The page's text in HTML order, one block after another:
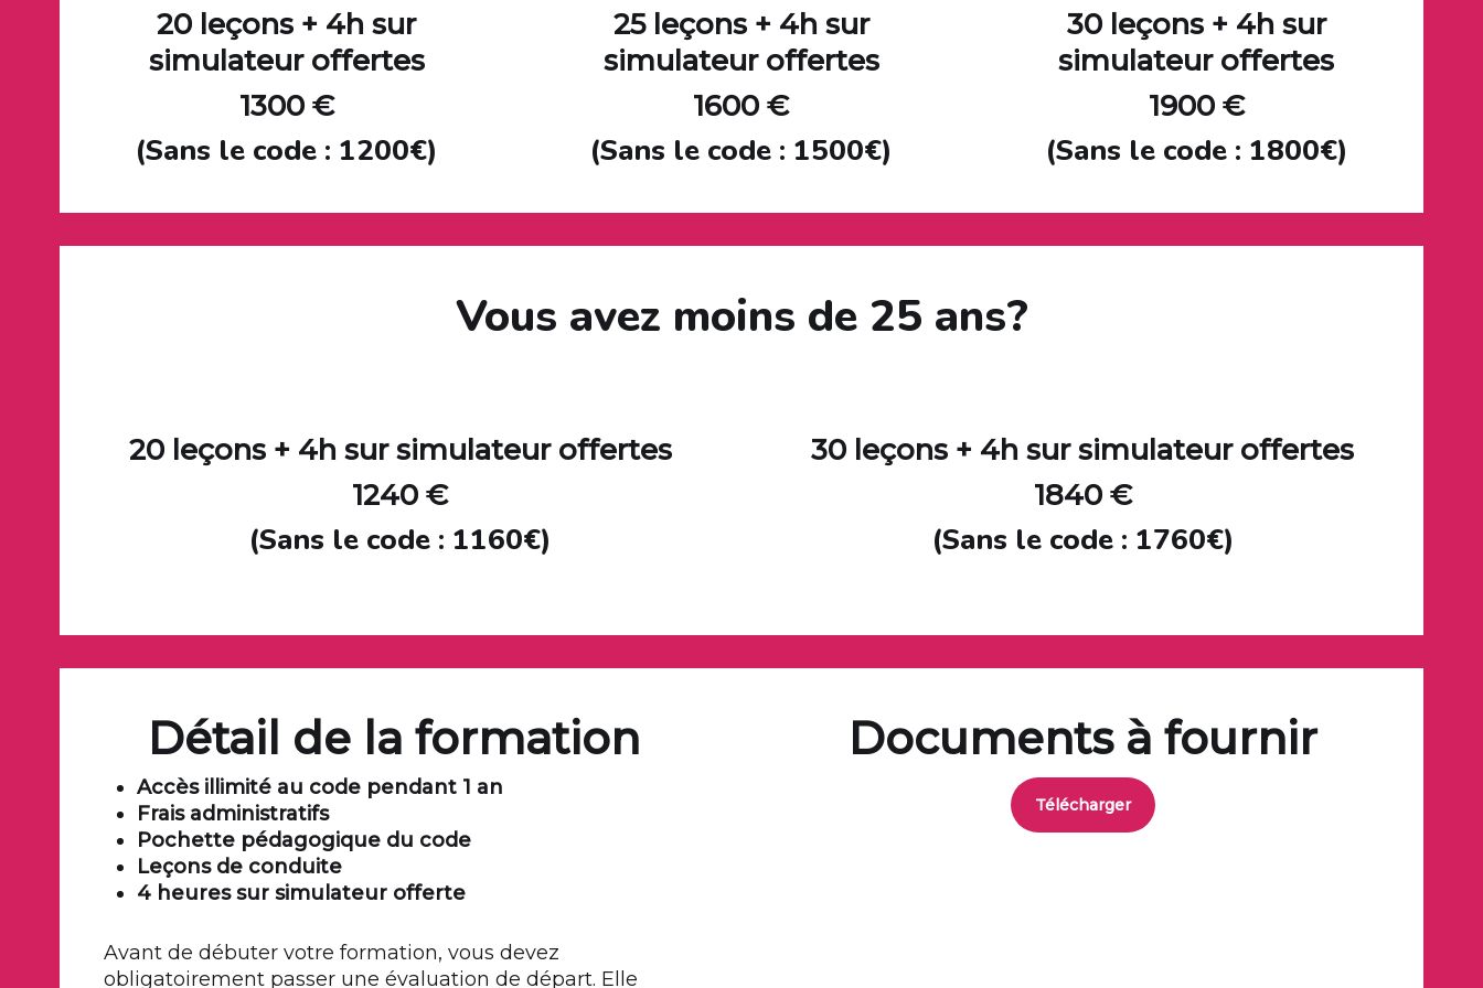
20 leçons + 4h sur
simulateur offertes
1300 €
(Sans le code : 1200€)
25 leçons + 4h sur
simulateur offertes
1600 €
(Sans le code : 1500€)
30 leçons + 4h sur
simulateur offertes
1900 €
(Sans le code : 1800€)
Vous avez moins de 25 ans?
20 leçons + 4h sur simulateur offertes
1240 €
(Sans le code : 1160€)
30 leçons + 4h sur simulateur offertes
1840 €
(Sans le code : 1760€)
Détail de la formation
Accès illimité au code pendant 1 an
Frais administratifs
Pochette pédagogique du code
Leçons de conduite
4 heures sur simulateur offerte
Avant de débuter votre formation, vous devez
obligatoirement passer une évaluation de départ. Elle
Documents à fournir
Télécharger